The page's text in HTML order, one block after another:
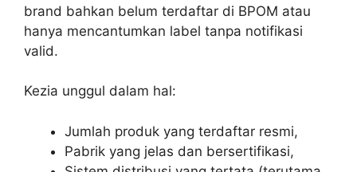
brand bahkan belum terdaftar di BPOM atau
hanya mencantumkan label tanpa notifikasi
valid.
Kezia unggul dalam hal:
Jumlah produk yang terdaftar resmi,
Pabrik yang jelas dan bersertifikasi,